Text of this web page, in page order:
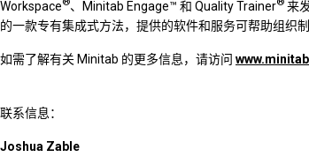
Workspace
、Minitab Engage™ 和 Quality Trainer 来
的一款专有集成式方法，提供的软件和服务可帮助组织
如需了解有关 Minitab 的更多信息，请访问
联系信息：
Joshua Zable